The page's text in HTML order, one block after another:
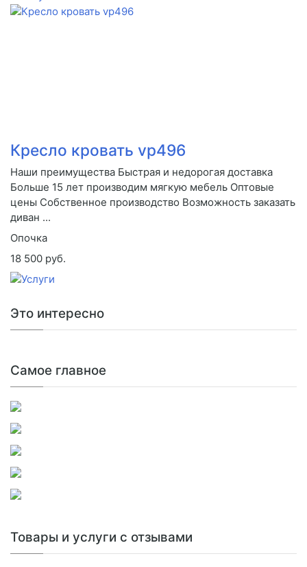
Кресло кровать vp496
Наши преимущества Быстрая и недорогая доставка
Больше 15 лет производим мягкую мебель Оптовые
цены Собственное производство Возможность заказать
диван ...
Опочка
18 500 руб.
Это интересно
Самое главное
Товары и услуги с отзывами